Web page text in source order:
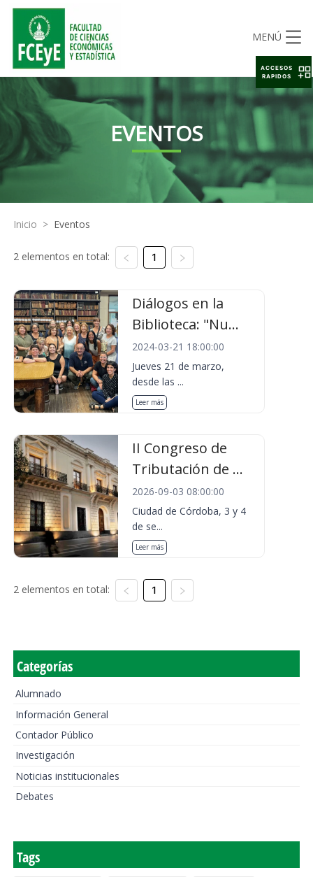
MENÚ
EVENTOS
Inicio > Eventos
2 elementos en total: 1
Diálogos en la
Biblioteca: "Nu...
2024-03-21 18:00:00
Jueves 21 de marzo,
desde las ...
Leer más
II Congreso de
Tributación de ...
2026-09-03 08:00:00
Ciudad de Córdoba, 3 y 4
de se...
Leer más
2 elementos en total: 1
Categorías
Alumnado
Información General
Contador Público
Investigación
Noticias institucionales
Debates
Tags
ACCESOS
RAPIDOS